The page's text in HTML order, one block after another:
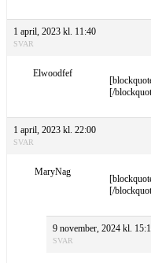
1 april, 2023 kl. 11:40
SVAR
Elwoodfef
[/
1 april, 2023 kl. 22:00
SVAR
MaryNag
[/
9 november, 2024 kl.
SVAR